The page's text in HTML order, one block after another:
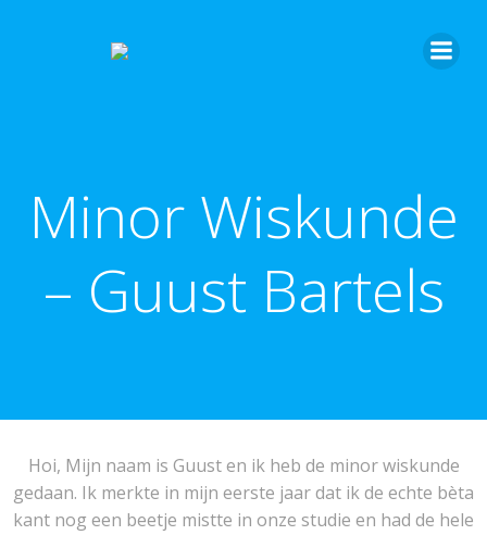
Minor Wiskunde
– Guust Bartels
Hoi, Mijn naam is Guust en ik heb de minor wiskunde
gedaan. Ik merkte in mijn eerste jaar dat ik de echte bèta
kant nog een beetje mistte in onze studie en had de hele